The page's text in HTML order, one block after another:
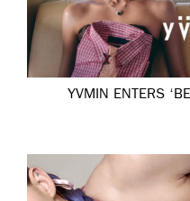
YVMIN ENTERS